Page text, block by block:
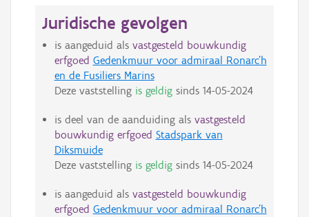
Juridische gevolgen
is aangeduid als vastgesteld bouwkundig
erfgoed Gedenkmuur voor admiraal Ronarc'h
en de Fusiliers Marins
Deze vaststelling is geldigsinds 14-05-2024
is deel van de aanduiding als vastgesteld
bouwkundig erfgoed Stadspark van
Diksmuide
Deze vaststelling is geldigsinds 14-05-2024
is aangeduid als vastgesteld bouwkundig
erfgoed Gedenkmuur voor admiraal Ronarc'h